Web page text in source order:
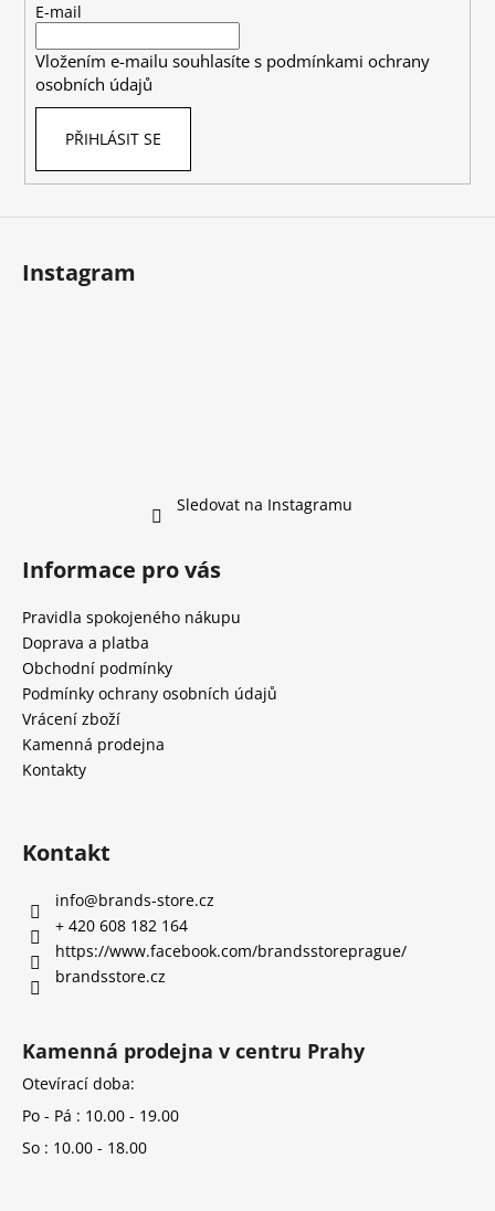
E-mail
Vložením e-mailu souhlasíte s podmínkami ochrany
osobních údajů
PŘIHLÁSIT SE
Instagram
Sledovat na Instagramu
Informace pro vás
Pravidla spokojeného nákupu
Doprava a platba
Obchodní podmínky
Podmínky ochrany osobních údajů
Vrácení zboží
Kamenná prodejna
Kontakty
Kontakt
info@brands-store.cz
+ 420 608 182 164
https://www.facebook.com/brandsstoreprague/
brandsstore.cz
Kamenná prodejna v centru Prahy
Otevírací doba:
Po - Pá : 10.00 - 19.00
So : 10.00 - 18.00